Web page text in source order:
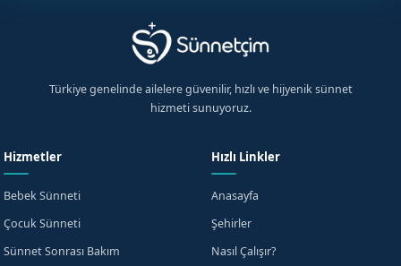
Türkiye genelinde ailelere güvenilir, hızlı ve hijyenik sünnet
hizmeti sunuyoruz.
Hizmetler
Bebek Sünneti
Çocuk Sünneti
Sünnet Sonrası Bakım
Hızlı Linkler
Anasayfa
Şehirler
Nasıl Çalışır?